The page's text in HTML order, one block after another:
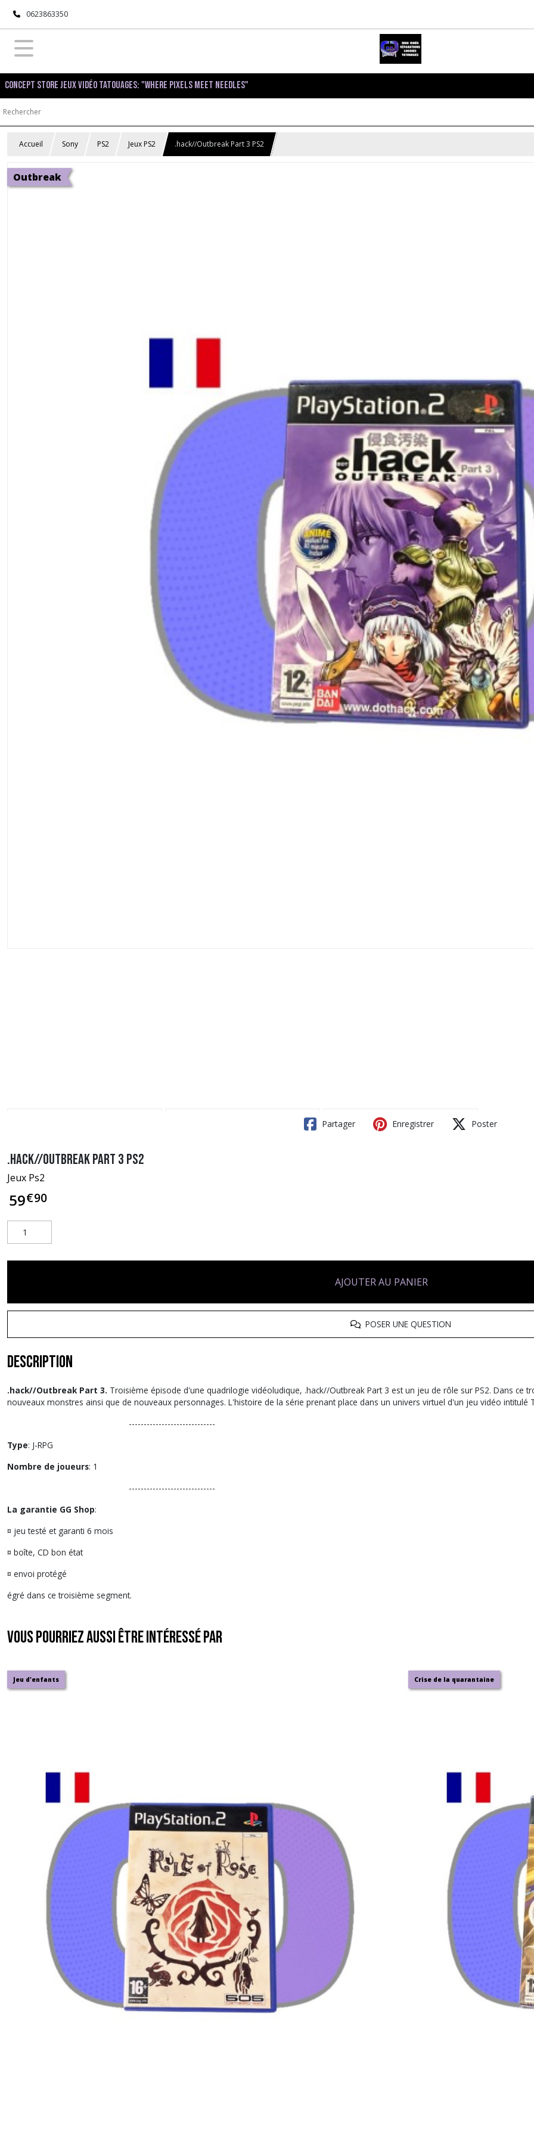
0623863350
Concept Store Jeux Vidéo Tatouages: "Where pixels meet needles"
Accueil Sony PS2 Jeux PS2 .hack//Outbreak Part 3 PS2
Outbreak
Partager Enregistrer Poster
.hack//Outbreak Part 3 PS2
Jeux Ps2
59€90
AJOUTER AU PANIER
POSER UNE QUESTION
Description
.hack//Outbreak Part 3. Troisième épisode d'une quadrilogie vidéoludique, .hack//Outbreak Part 3 est un jeu de rôle sur PS2. Dans ce
nouveaux monstres ainsi que de nouveaux personnages. L'histoire de la série prenant place dans un univers virtuel d'un jeu vidéo
-----------------------------
Type: J-RPG
Nombre de joueurs: 1
-----------------------------
La garantie GG Shop:
¤ jeu testé et garanti 6 mois
¤ boîte, CD bon état
¤ envoi protégé
égré dans ce troisième segment.
Vous pourriez aussi être intéressé par
Jeu d'enfants Crise de la quarantaine